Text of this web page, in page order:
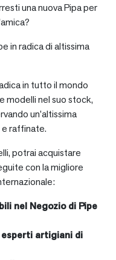
una nuova Pipa per
in radica di altissima
in tutto il mondo
modelli nel suo stock,
un’altissima
e raffinate.
potrai acquistare
con la migliore
nel Negozio di Pipe
artigiani di